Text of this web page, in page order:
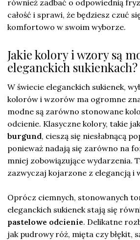
również zadbać o odpowiednią
całość i sprawi, że będziesz czuć
komfortowo w swoim wyborze.
Jakie kolory i wzory są
eleganckich sukienkach?
W świecie eleganckich sukienek,
kolorów i wzorów ma ogromne
modne są zarówno stonowane
odcienie. Klasyczne kolory, takie jak
burgund, cieszą się niesłabnącą
ponieważ nadają się zarówno na
mniej zobowiązujące wydarzenia.
zazwyczaj kojarzone z elegancją i
Oprócz ciemnych, stonowanych
eleganckich sukienek stają się
pastelowe odcienie. Delikatne
jak pudrowy róż, mięta czy błękit,